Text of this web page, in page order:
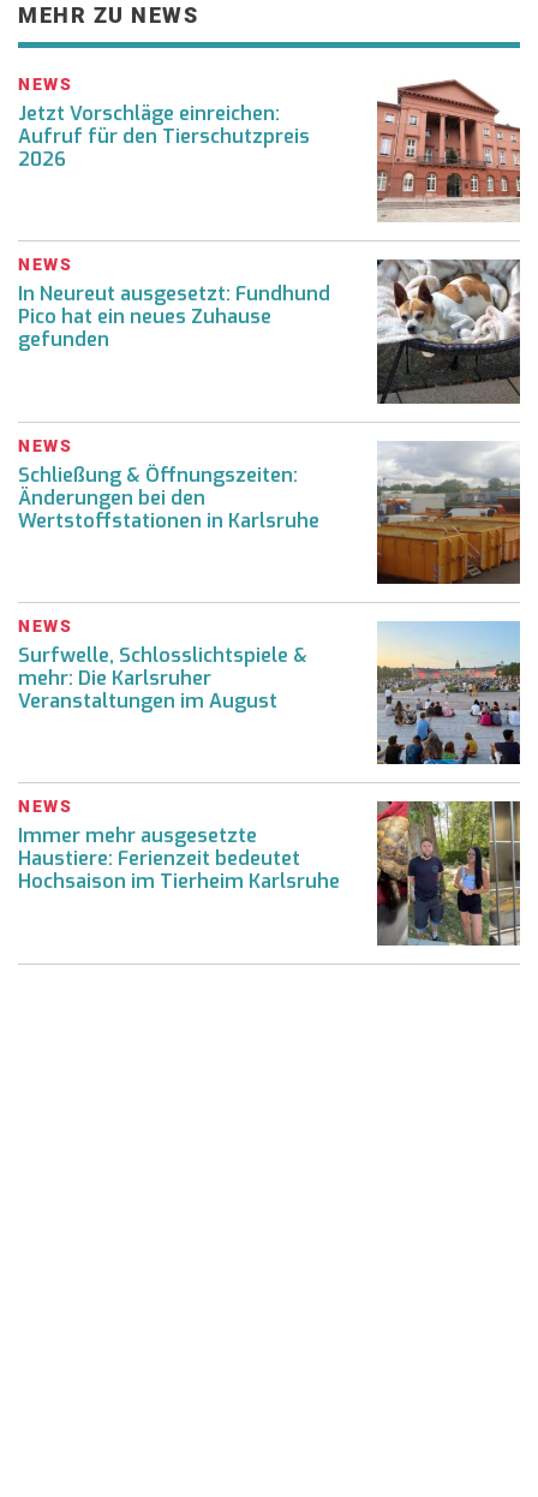
MEHR ZU NEWS
NEWS
Jetzt Vorschläge einreichen:
Aufruf für den Tierschutzpreis
2026
NEWS
In Neureut ausgesetzt: Fundhund
Pico hat ein neues Zuhause
gefunden
NEWS
Schließung & Öffnungszeiten:
Änderungen bei den
Wertstoffstationen in Karlsruhe
NEWS
Surfwelle, Schlosslichtspiele &
mehr: Die Karlsruher
Veranstaltungen im August
NEWS
Immer mehr ausgesetzte
Haustiere: Ferienzeit bedeutet
Hochsaison im Tierheim Karlsruhe